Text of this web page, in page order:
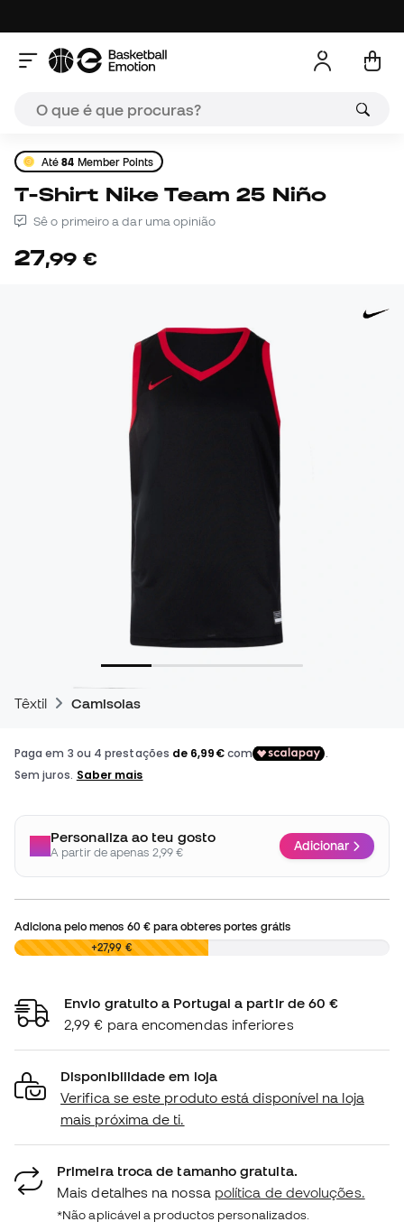
Até84 Member Points
T-Shirt Nike Team 25 Niño
Sê o primeiro a dar uma opinião
27,99 €
Têxtil Camisolas
Personaliza ao teu gosto
A partir de apenas 2,99 € Adicionar
Adiciona pelo menos 60 €para obteres portes grátis
0,00 € +27,99 €
Envio gratuito a Portugal a partir de 60 €
2,99 € para encomendas inferiores
Disponibilidade em loja
Verifica se este produto está disponível na loja
mais próxima de ti.
Primeira troca de tamanho gratuita.
Mais detalhes na nossa política de devoluções.
*Não aplicável a productos personalizados.